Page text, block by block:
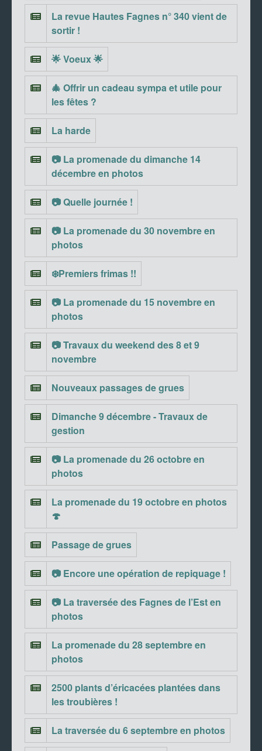
La revue Hautes Fagnes n° 340 vient de
sortir !
🌟 Voeux 🌟
🎄 Offrir un cadeau sympa et utile pour
les fêtes ?
La harde
📷 La promenade du dimanche 14
décembre en photos
📷 Quelle journée !
📷 La promenade du 30 novembre en
photos
❄️Premiers frimas !!
📷 La promenade du 15 novembre en
photos
📷 Travaux du weekend des 8 et 9
novembre
Nouveaux passages de grues
Dimanche 9 décembre - Travaux de
gestion
📷 La promenade du 26 octobre en
photos
La promenade du 19 octobre en photos
🍄
Passage de grues
📷 Encore une opération de repiquage !
📷 La traversée des Fagnes de l’Est en
photos
La promenade du 28 septembre en
photos
2500 plants d’éricacées plantées dans
les troubières !
La traversée du 6 septembre en photos